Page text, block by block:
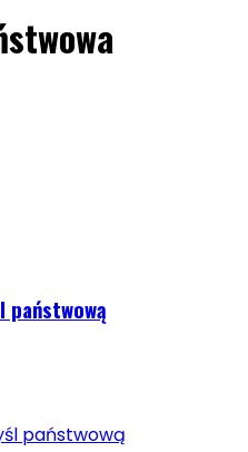
państwową